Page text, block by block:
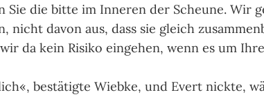
Sie die bitte im Inneren der Scheune. Wir
nicht davon aus, dass sie gleich
da kein Risiko eingehen, wenn es um
bestätigte Wiebke, und Evert nickte,